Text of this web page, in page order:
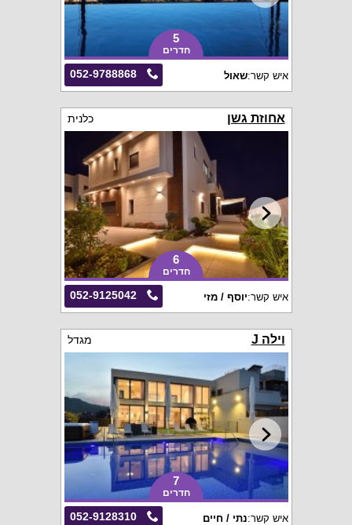
5
חדרים
052-9788868 איש קשר:שאול
אחוזת גשן כלנית
6
חדרים
052-9125042 איש קשר:יוסף / מזי
וילה J מגדל
7
חדרים
052-9128310 איש קשר:נתי / חיים